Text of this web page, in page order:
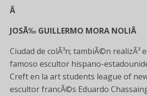
Â
JOSÃ‰ GUILLERMO MORA NOLIÂ
Ciudad de colÃ³n; tambiÃ©n realizÃ³
famoso escultor hispano-
Creft en la art students league of
escultor francÃ©s Eduardo